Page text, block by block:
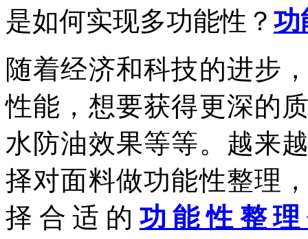
是如何实现多功能性？ 功
随着经济和科技的进步
性能，想要获得更深的
水防油效果等等。越来
择对面料做功能性整理
择合适的 功能性整